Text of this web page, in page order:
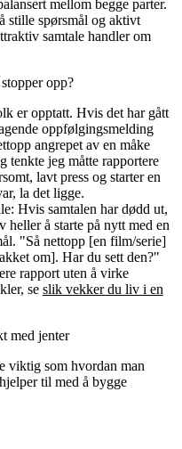
mellom begge parter.
stille spørsmål og aktivt
samtale handler om
opp?
er opptatt. Hvis det har gått
oppfølgingsmelding
angrepet av en måke
tenkte jeg måtte rapportere
lavt press og starter en
la det ligge.
Hvis samtalen har dødd ut,
å starte på nytt med en
"Så nettopp [en film/serie]
om]. Har du sett den?"
rapport uten å virke
se slik vekker du liv i en
med jenter
viktig som hvordan man
til med å bygge